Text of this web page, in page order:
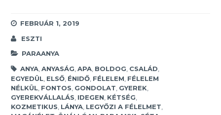
FEBRUÁR 1, 2019
ESZTI
PARAANYA
ANYA ,ANYASÁG ,APA BOLDOG CSALÁD
EGYEDÜL ELSŐ ÉNIDŐ FÉLELEM FÉLELEM
NÉLKÜL FONTOS GONDOLAT GYEREK
GYEREKVÁLLALÁS IDEGEN KÉTSÉG
KOZMETIKUS LÁNYA LEGYŐZI A FÉLELMET